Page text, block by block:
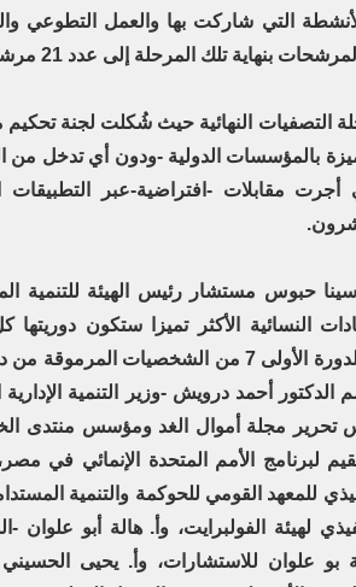
التي شاركت بها والعمل التطوعي
بنهاية تلك المرحلة إلى عدد 21 مرشحة.
التصفيات النهائية حيث شُكلت لجنة
بالمؤسسات الدولية -ودون أي تدخل من
أجرت مقابلات -افتراضية-عبر
حبوس مستشار رئيس الهيئة للتنمية
المحكمين للدورة الأولى 7 من الشخصيات
الدكتور أحمد درويش -وزير التنمية الإدارية
تحرير مجلة أموال الغد ومؤسس منتدى
لبرنامج الأمم المتحدة الإنمائي في
للمعهد القومي للحوكمة والتنمية
لهيئة الفولبرايت، وأ. هالة أبو
بو علوان للاستشارات، وأ. يحيى